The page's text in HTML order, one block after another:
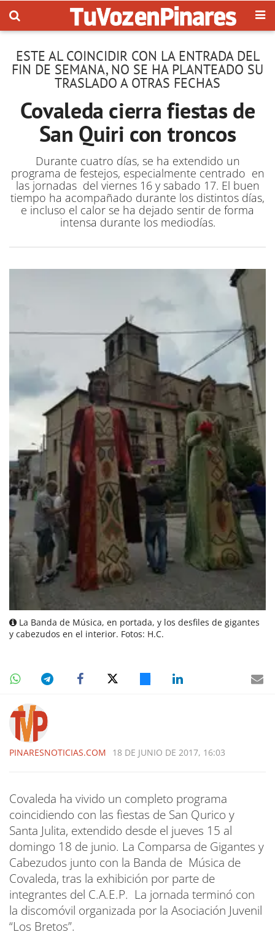
ESTE AL COINCIDIR CON LA ENTRADA DEL
FIN DE SEMANA, NO SE HA PLANTEADO SU
TRASLADO A OTRAS FECHAS
Covaleda cierra fiestas de
San Quiri con troncos
Durante cuatro días, se ha extendido un
programa de festejos, especialmente centrado en
las jornadas del viernes 16 y sabado 17. El buen
tiempo ha acompañado durante los distintos días,
e incluso el calor se ha dejado sentir de forma
intensa durante los mediodías.
La Banda de Música, en portada, y los desfiles de gigantes
y cabezudos en el interior. Fotos: H.C.
PINARESNOTICIAS.COM 18 DE JUNIO DE 2017, 16:03
Covaleda ha vivido un completo programa
coincidiendo con las fiestas de San Qurico y
Santa Julita, extendido desde el jueves 15 al
domingo 18 de junio. La Comparsa de Gigantes y
Cabezudos junto con la Banda de Música de
Covaleda, tras la exhibición por parte de
integrantes del C.A.E.P. La jornada terminó con
la discomóvil organizada por la Asociación Juvenil
“Los Bretos”.